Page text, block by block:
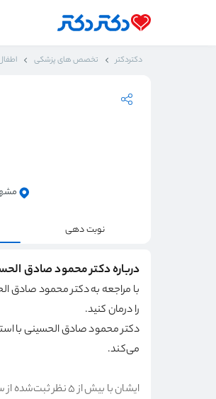
دکتردکتر تخصص های پزشکی
نوبت دهی
درباره دکتر محمود صادق
با مراجعه به دکتر محمود صادق
را درمان کنید.
دکتر محمود صادق الحسینی با
می‌کند.
ایشان با بیش از 5 نظر ثبت‌شده از سوی بیماران، توانسته‌اند میانگین امتیاز 4.2 از ۵ را کسب کنند.